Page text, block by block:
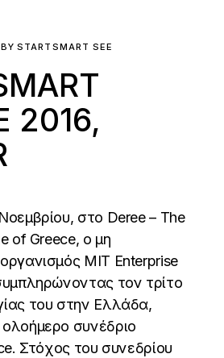
BY STARTSMART SEE
2016,
στο Deree – The
of Greece, ο μη
ΜΙΤ Enterprise
τον τρίτο
του στην Ελλάδα,
συνέδριο
Στόχος του συνεδρίου